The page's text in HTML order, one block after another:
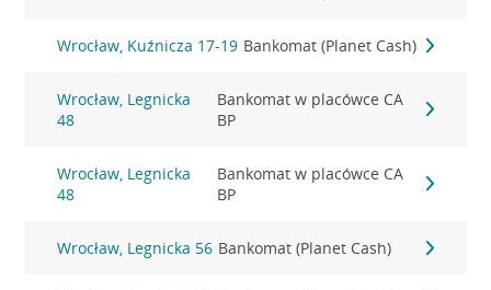
Wrocław, Kuźnicza 17-19 Bankomat (Planet Cash)
Wrocław, Legnicka
48
Bankomat w placówce CA
BP
Wrocław, Legnicka
48
Bankomat w placówce CA
BP
Wrocław, Legnicka 56 Bankomat (Planet Cash)